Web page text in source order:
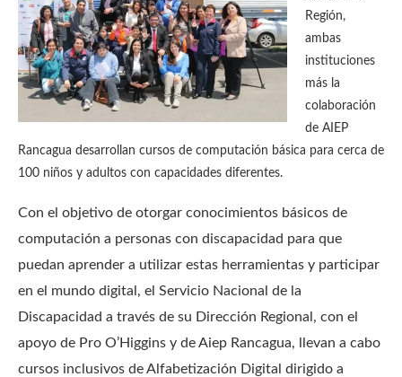
Región,
ambas
instituciones
más la
colaboración
de AIEP
Rancagua desarrollan cursos de computación básica para cerca de
100 niños y adultos con capacidades diferentes.
Con el objetivo de otorgar conocimientos básicos de
computación a personas con discapacidad para que
puedan aprender a utilizar estas herramientas y participar
en el mundo digital, el Servicio Nacional de la
Discapacidad a través de su Dirección Regional, con el
apoyo de Pro O’Higgins y de Aiep Rancagua, llevan a cabo
cursos inclusivos de Alfabetización Digital dirigido a